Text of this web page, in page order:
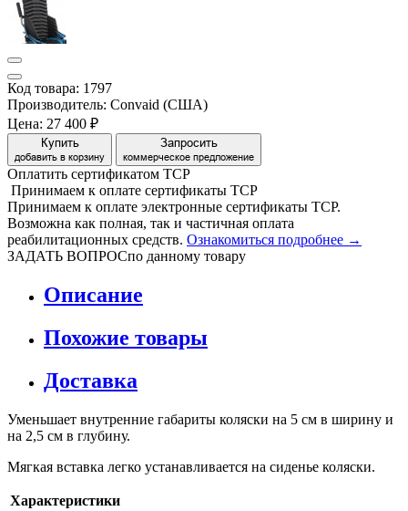
Код товара: 1797
Производитель: Convaid (США)
Цена: 27 400 ₽
Купить
добавить в корзину
Запросить
коммерческое предложение
Оплатить сертификатом ТСР
Принимаем к оплате сертификаты ТСР
Принимаем к оплате электронные сертификаты ТСР.
Возможна как полная, так и частичная оплата
реабилитационных средств. Ознакомиться подробнее →
ЗАДАТЬ ВОПРОСпо данному товару
Описание
Похожие товары
Доставка
Уменьшает внутренние габариты коляски на 5 см в ширину и
на 2,5 см в глубину.
Мягкая вставка легко устанавливается на сиденье коляски.
Характеристики